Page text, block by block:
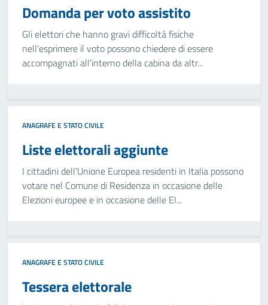
Domanda per voto assistito
Gli elettori che hanno gravi difficoltà fisiche
nell'esprimere il voto possono chiedere di essere
accompagnati all'interno della cabina da altr...
ANAGRAFE E STATO CIVILE
Liste elettorali aggiunte
I cittadini dell'Unione Europea residenti in Italia possono
votare nel Comune di Residenza in occasione delle
Elezioni europee e in occasione delle El...
ANAGRAFE E STATO CIVILE
Tessera elettorale